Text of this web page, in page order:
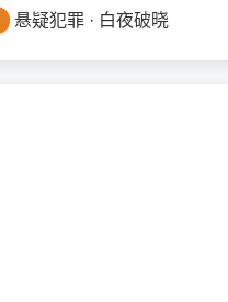
悬疑犯罪 · 白夜破晓